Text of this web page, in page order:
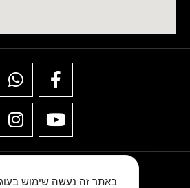
באתר זה נעשה שימוש